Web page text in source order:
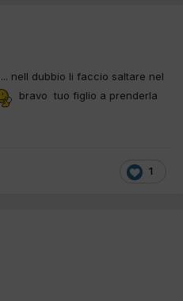
nell dubbio li faccio saltare nel
bravo tuo figlio a prenderla
1